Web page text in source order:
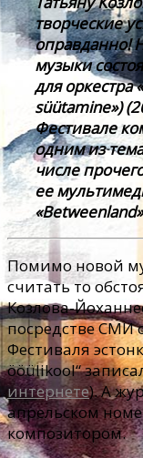
творческие
оправданно!
музыки
для оркестра
süütamine»)
Фестивале
одним из
числе
ее
Помимо новой
считать то
Козлова-
посредстве СМИ
Фестиваля
ööülikool“
интернете). А
апрельском
композитором.